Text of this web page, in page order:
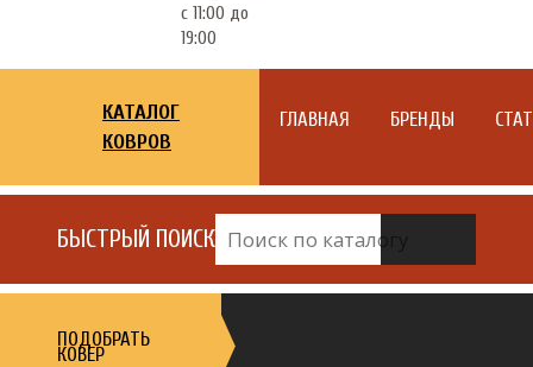
с 11:00 до
19:00
КАТАЛОГ
КОВРОВ
ГЛАВНАЯ БРЕНДЫ
БЫСТРЫЙ ПОИСК
ПОДОБРАТЬ
КОВЕР